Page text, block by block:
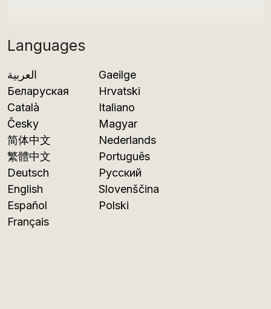
Languages
العربية
Беларуская
Català
Česky
简体中文
繁體中文
Deutsch
English
Español
Français
Gaeilge
Hrvatski
Italiano
Magyar
Nederlands
Português
Русский
Slovenščina
Polski